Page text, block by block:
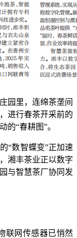
园里，连绵茶垄间
进行春茶开采前的
的“春耕图”。
“数智蝶变”正加速
湘丰茶业正以数字
与智慧茶厂协同发
网传感器已悄然